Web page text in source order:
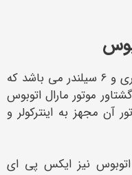
اتوبوس مارال دارای یک موتور 13 لیتری و 6 سیلندر می باشد که
را دارد. گشتاور موتور مارال اتوبوس
آن مجهز به اینترکولر و
نیز ایکس پی ای